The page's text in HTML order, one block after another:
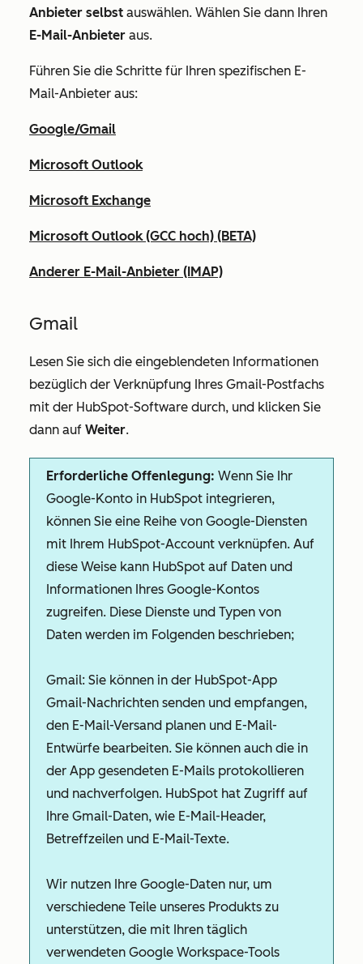
Anbieter selbst auswählen. Wählen Sie dann Ihren
E-Mail-Anbieter aus.
Führen Sie die Schritte für Ihren spezifischen E-
Mail-Anbieter aus:
Google/Gmail
Microsoft Outlook
Microsoft Exchange
Microsoft Outlook (GCC hoch) (BETA)
Anderer E-Mail-Anbieter (IMAP)
Gmail
Lesen Sie sich die eingeblendeten Informationen
bezüglich der Verknüpfung Ihres Gmail-Postfachs
mit der HubSpot-Software durch, und klicken Sie
dann auf Weiter.
Erforderliche Offenlegung: Wenn Sie Ihr
Google-Konto in HubSpot integrieren,
können Sie eine Reihe von Google-Diensten
mit Ihrem HubSpot-Account verknüpfen. Auf
diese Weise kann HubSpot auf Daten und
Informationen Ihres Google-Kontos
zugreifen. Diese Dienste und Typen von
Daten werden im Folgenden beschrieben;
Gmail: Sie können in der HubSpot-App
Gmail-Nachrichten senden und empfangen,
den E-Mail-Versand planen und E-Mail-
Entwürfe bearbeiten. Sie können auch die in
der App gesendeten E-Mails protokollieren
und nachverfolgen. HubSpot hat Zugriff auf
Ihre Gmail-Daten, wie E-Mail-Header,
Betreffzeilen und E-Mail-Texte.
Wir nutzen Ihre Google-Daten nur, um
verschiedene Teile unseres Produkts zu
unterstützen, die mit Ihren täglich
verwendeten Google Workspace-Tools